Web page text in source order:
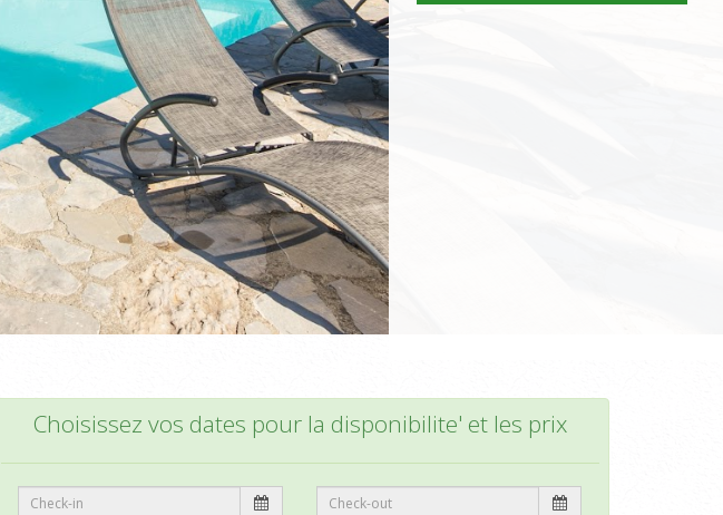
Choisissez vos dates pour la disponibilite' et les prix